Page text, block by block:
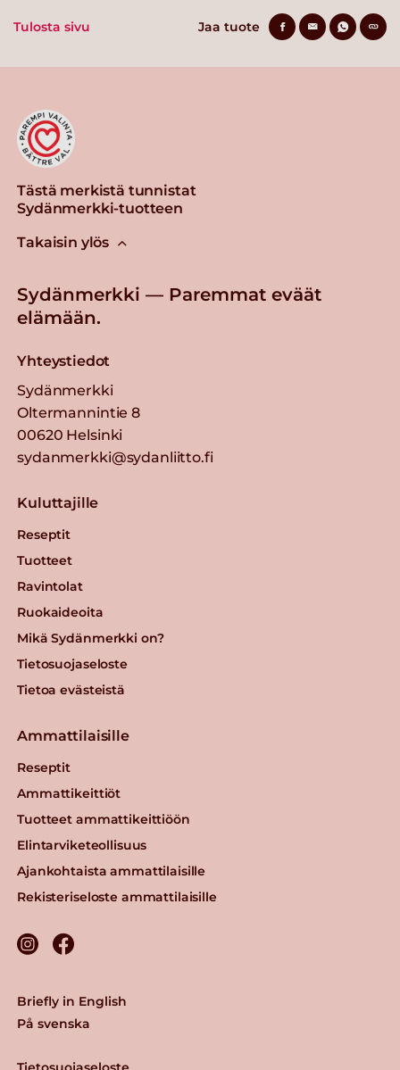
Tulosta sivu Jaa tuote
Tästä merkistä tunnistat
Sydänmerkki-tuotteen
Takaisin ylös
Sydänmerkki — Paremmat eväät
elämään.
Yhteystiedot
Sydänmerkki
Oltermannintie 8
00620 Helsinki
sydanmerkki@sydanliitto.fi
Kuluttajille
Reseptit
Tuotteet
Ravintolat
Ruokaideoita
Mikä Sydänmerkki on?
Tietosuojaseloste
Tietoa evästeistä
Ammattilaisille
Reseptit
Ammattikeittiöt
Tuotteet ammattikeittiöön
Elintarviketeollisuus
Ajankohtaista ammattilaisille
Rekisteriseloste ammattilaisille
Briefly in English
På svenska